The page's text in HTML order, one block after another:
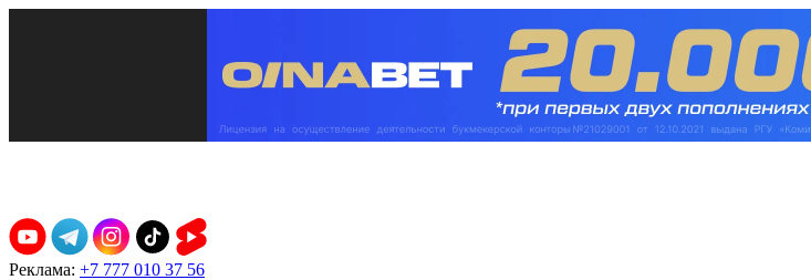
Реклама: +7 777 010 37 56